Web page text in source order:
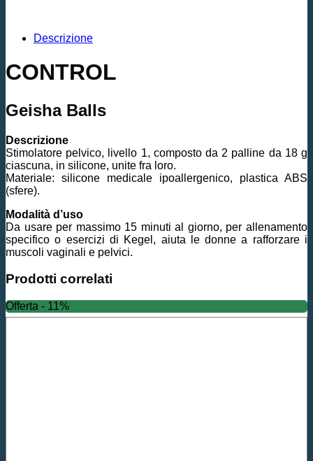
Descrizione
CONTROL
Geisha Balls
Descrizione
Stimolatore pelvico, livello 1, composto da 2 palline da 18 g
ciascuna, in silicone, unite fra loro.
Materiale: silicone medicale ipoallergenico, plastica ABS
(sfere).
Modalità d’uso
Da usare per massimo 15 minuti al giorno, per allenamento
specifico o esercizi di Kegel, aiuta le donne a rafforzare i
muscoli vaginali e pelvici.
Prodotti correlati
Offerta - 11%